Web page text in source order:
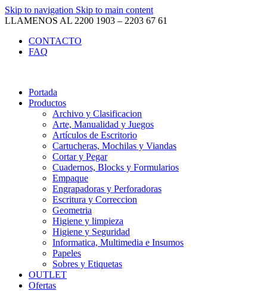
Skip to navigation Skip to main content
LLAMENOS AL 2200 1903 – 2203 67 61
CONTACTO
FAQ
Portada
Productos
Archivo y Clasificacion
Arte, Manualidad y Juegos
Artículos de Escritorio
Cartucheras, Mochilas y Viandas
Cortar y Pegar
Cuadernos, Blocks y Formularios
Empaque
Engrapadoras y Perforadoras
Escritura y Correccion
Geometria
Higiene y limpieza
Higiene y Seguridad
Informatica, Multimedia e Insumos
Papeles
Sobres y Etiquetas
OUTLET
Ofertas